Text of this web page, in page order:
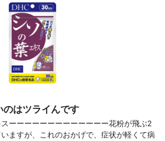
はツライんです
ーーーーーーーーーーーーー花粉が飛ぶ2
ますが、これのおかげで、症状が軽くて病